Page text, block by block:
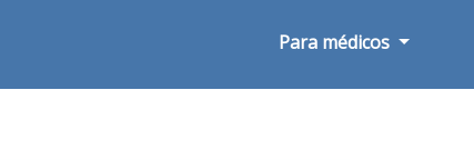
Para médicos